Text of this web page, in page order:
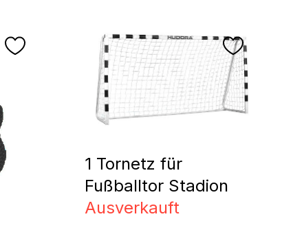
1 Tornetz für
Fußballtor Stadion
Ausverkauft